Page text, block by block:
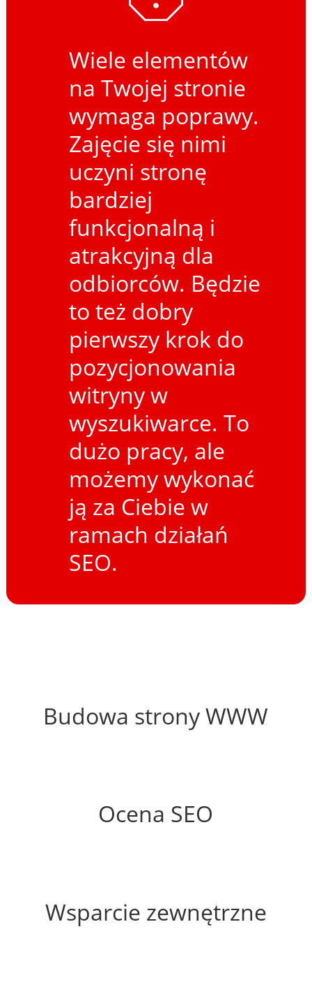
Wiele elementów
na Twojej stronie
wymaga poprawy.
Zajęcie się nimi
uczyni stronę
bardziej
funkcjonalną i
atrakcyjną dla
odbiorców. Będzie
to też dobry
pierwszy krok do
pozycjonowania
witryny w
wyszukiwarce. To
dużo pracy, ale
możemy wykonać
ją za Ciebie w
ramach działań
SEO.
Budowa strony WWW
Ocena SEO
Wsparcie zewnętrzne